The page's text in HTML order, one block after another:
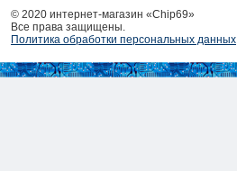
© 2020 интернет-магазин «Chip69»
Все права защищены.
Политика обработки персональных данных